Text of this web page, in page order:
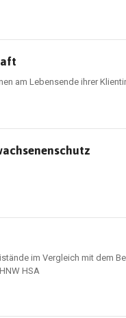
am Lebensende ihrer
im Vergleich mit dem
HSA